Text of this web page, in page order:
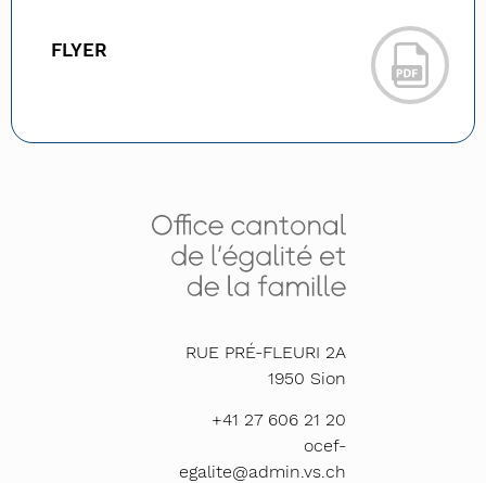
FLYER
RUE PRÉ-FLEURI 2A
1950 Sion
+41 27 606 21 20
ocef-
egalite@admin.vs.ch